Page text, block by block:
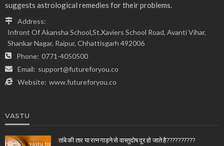
suggests astrological remedies for their problems.
Address:
Infront Of Akansha School,St.Xaviers School Road, Avanti Vihar,
Shankar Nagar, Raipur, Chhattisgarh 492006
Phone: 0771-4050500
Email: support@futureforyou.co
Website: www.futureforyou.co
VASTU
तांबे की तार या रत्न गाड़ने से वास्तुदोष दूर हो जाते है??????????